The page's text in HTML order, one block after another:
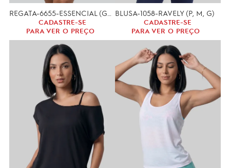
CADASTRE-SE
PARA VER O PREÇO
BLUSA-1058-RAVELY (P, M, G)
CADASTRE-SE
PARA VER O PREÇO